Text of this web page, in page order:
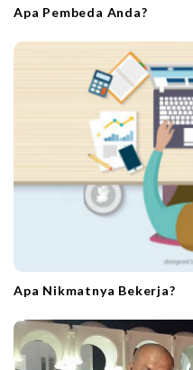
Apa Pembeda Anda?
Apa Nikmatnya Bekerja?